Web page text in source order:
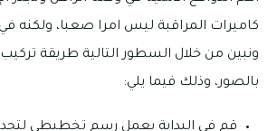
كاميرات المراقبة ليس امرا صعبا، ولكنه
ونبين من خلال السطور التالية طريقة
بالصور، وذلك فيما يلي:
قم في البداية بعمل رسم تخطيطي